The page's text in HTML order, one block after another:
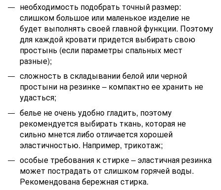
необходимость подобрать точный размер:
слишком большое или маленькое изделие не
будет выполнять своей главной функции. Поэтому
для каждой кровати придется выбирать свою
простынь (если параметры спальных мест
разные);
сложность в складывании белой или черной
простыни на резинке – компактно ее хранить не
удасться;
белье не очень удобно гладить, поэтому
рекомендуется выбирать ткань, которая не
сильно мнется либо отличается хорошей
эластичностью. Например, трикотаж;
особые требования к стирке – эластичная резинка
может пострадать от слишком горячей воды.
Рекомендована бережная стирка.